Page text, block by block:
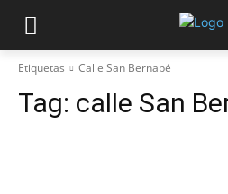
Etiquetas Calle San Bernabé
Tag: calle San